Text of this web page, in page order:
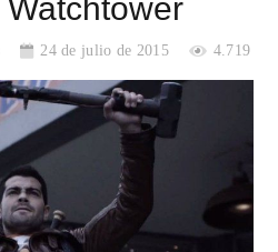
24 de julio de 2015 4.719